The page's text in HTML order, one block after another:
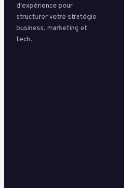
d'expérience pour
structurer votre stratégie
business, marketing et
tech.